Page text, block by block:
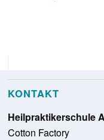
KONTAKT
Heilpraktikerschule
Cotton Factory